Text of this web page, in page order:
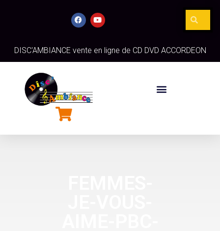
DISC'AMBIANCE vente en ligne de CD DVD ACCORDEON